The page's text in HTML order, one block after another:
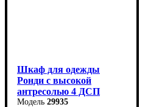
Шкаф для одежды
Ронди с высокой
антресолью 4 ДСП
29935